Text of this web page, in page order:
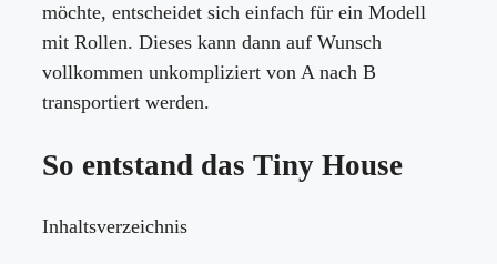
möchte, entscheidet sich einfach für ein Modell
mit Rollen. Dieses kann dann auf Wunsch
vollkommen unkompliziert von A nach B
transportiert werden.
So entstand das Tiny House
Inhaltsverzeichnis